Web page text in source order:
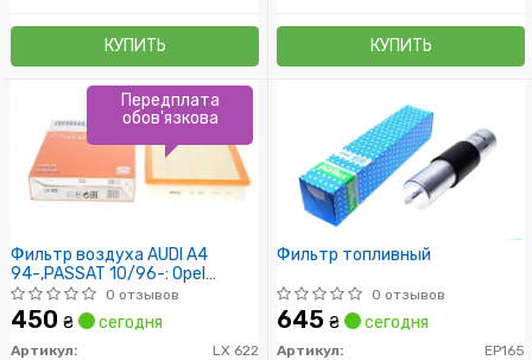
КУПИТЬ КУПИТЬ
Фильтр воздуха AUDI A4
94-,PASSAT 10/96-: Opel
2.3D/TD, 3.0-3.6 24V
10/86-,FRONTERA A 2.0-2.8TD
92-
0 отзывов
450 ₴ сегодня
Артикул:
LX 622
Передплата
обов'язкова
Фильтр топливный
0 отзывов
645 ₴ сегодня
Артикул:
EP165